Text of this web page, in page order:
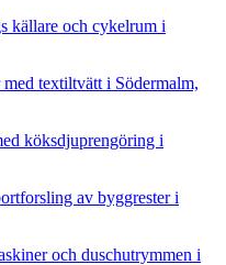
källare och cykelrum i
textiltvätt i Södermalm,
köksdjuprengöring i
av byggrester i
och duschutrymmen i